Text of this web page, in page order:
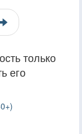
только
его